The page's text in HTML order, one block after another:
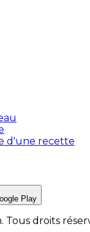
d'une recette
Play
Tous droits